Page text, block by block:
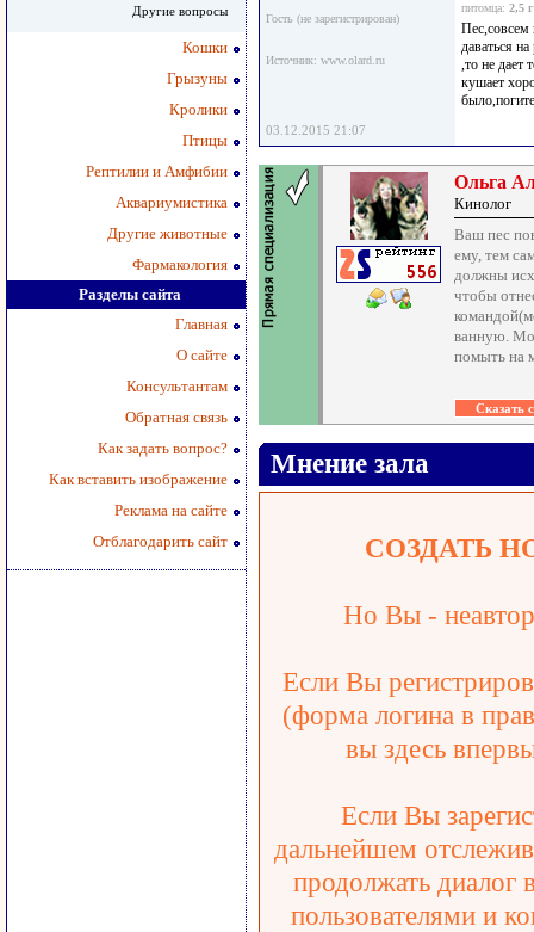
Другие вопросы
Кошки
Грызуны
Кролики
Птицы
Рептилии и Амфибии
Аквариумистика
Другие животные
Фармакология
Разделы сайта
Главная
О сайте
Консультантам
Обратная связь
Как задать вопрос?
Как вставить изображение
Реклама на сайте
Отблагодарить сайт
Гость (не зарегистрирован)
Источник: www.olard.ru
питомца: 2,5
Пес,совсем
даваться
,то не дает
кушает
03.12.2015 21:07
Ольга
Кинолог
Ваш пес
ему, тем
должны
чтобы
ванную.
помыть на
Мнение зала
СОЗДАТЬ
Но Вы -
Если Вы
(форма логина в
вы здесь
Если Вы
дальнейшем
продолжать диалог
пользователями и